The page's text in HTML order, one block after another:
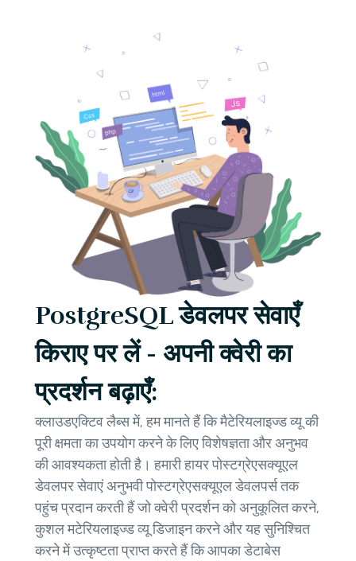
PostgreSQL डेवलपर सेवाएँ
किराए पर लें - अपनी क्वेरी का
प्रदर्शन बढ़ाएँ:
क्लाउडएक्टिव लैब्स में, हम मानते हैं कि मैटेरियलाइज्ड व्यू की
पूरी क्षमता का उपयोग करने के लिए विशेषज्ञता और अनुभव
की आवश्यकता होती है। हमारी हायर पोस्टग्रेएसक्यूएल
डेवलपर सेवाएं अनुभवी पोस्टग्रेएसक्यूएल डेवलपर्स तक
पहुंच प्रदान करती हैं जो क्वेरी प्रदर्शन को अनुकूलित करने,
कुशल मटेरियलाइज्ड व्यू डिजाइन करने और यह सुनिश्चित
करने में उत्कृष्टता प्राप्त करते हैं कि आपका डेटाबेस